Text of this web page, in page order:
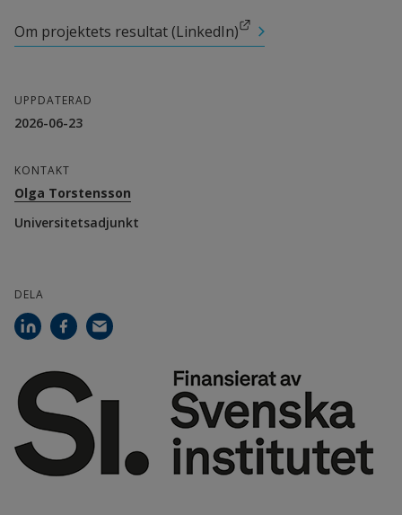
Ivan Franko National University of Lviv
University of the National Education
Commission in Krakow (Poland)
Finansiärer
Svenska Institutet: SI Baltic Sea
Om projektets resultat (LinkedIn)
Länk till annan webbplats.
UPPDATERAD
2026-06-23
KONTAKT
Olga Torstensson
Universitetsadjunkt
DELA